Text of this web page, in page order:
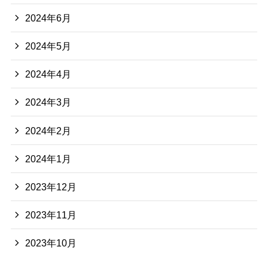
2024年6月
2024年5月
2024年4月
2024年3月
2024年2月
2024年1月
2023年12月
2023年11月
2023年10月